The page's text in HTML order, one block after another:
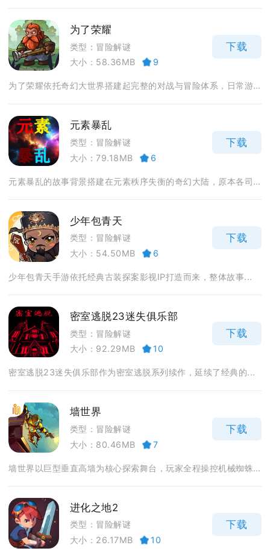
为了荣耀
类型：冒险解谜
大小：58.36MB
9
下载
为了荣耀依托奇幻大世界搭建起完整的对战与冒险体系，日常游...
元素暴乱
类型：冒险解谜
大小：79.18MB
6
下载
元素暴乱的故事背景搭建在元素秩序失衡的奇幻大陆，原本各司...
少年包青天
类型：冒险解谜
大小：54.50MB
6
下载
少年包青天手游依托经典古装探案影视IP打造而来，整体故事...
密室逃脱23迷失俱乐部
类型：冒险解谜
大小：92.29MB
10
下载
密室逃脱23迷失俱乐部作为密室逃脱系列续作，延续了经典的...
墙世界
类型：冒险解谜
大小：80.46MB
7
下载
墙世界以巨型垂直高墙为核心探索舞台，玩家全程操控机械蜘蛛...
进化之地2
类型：冒险解谜
大小：26.17MB
10
下载